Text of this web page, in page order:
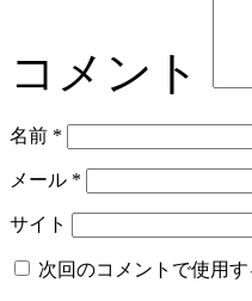
コメント
名前 *
メール *
サイト
次回のコメントで使用